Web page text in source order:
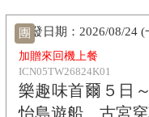
團
加贈來回機上餐
ICN05TW26824K01
樂趣味首爾５日
怡島遊船、古宮
2026/08/24 (